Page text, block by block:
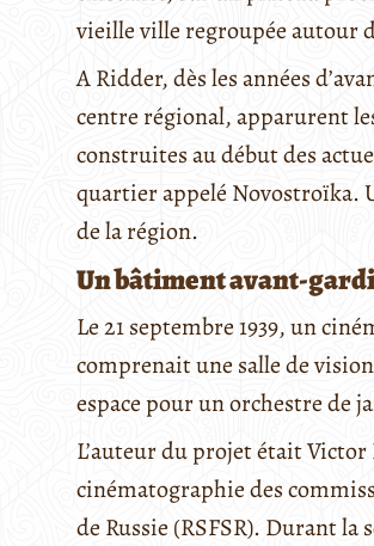
vieille ville regroupée autour
A Ridder, dès les années
centre régional, apparurent
construites au début des
quartier appelé Novostroïka.
de la région.
Un bâtiment avant-
Le 21 septembre 1939, un
comprenait une salle de
espace pour un orchestre de
L’auteur du projet était
cinématographie des
de Russie (RSFSR). Durant